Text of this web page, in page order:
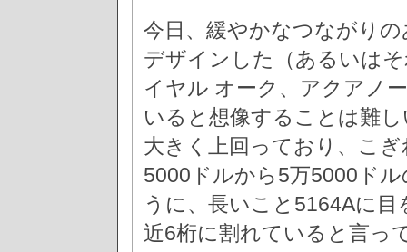
今日、緩やかなつながり
デザインした（あるいは
イヤル オーク、アクアノ
いると想像することは難
大きく上回っており、こ
5000ドルから5万5000ド
うに、長いこと5164Aに
近6桁に割れていると言っ